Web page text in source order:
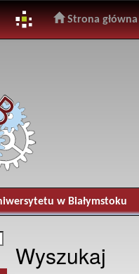
Strona główna
w Białymstoku
Wyszukaj